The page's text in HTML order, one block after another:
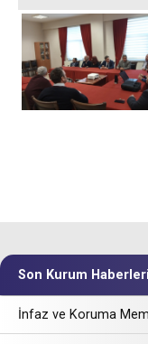
Son Kurum Haberleri
İnfaz ve Koruma